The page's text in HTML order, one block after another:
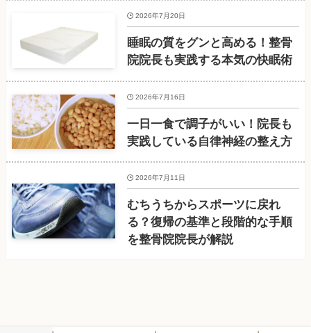
睡眠の質をグンと高める！整骨
院院長も実践する本気の快眠術
2026年7月20日
一日一食で調子がいい！院長も
実践している自律神経の整え方
2026年7月16日
むちうちからスポーツに戻れ
る？復帰の基準と段階的な手順
を整骨院院長が解説
2026年7月11日